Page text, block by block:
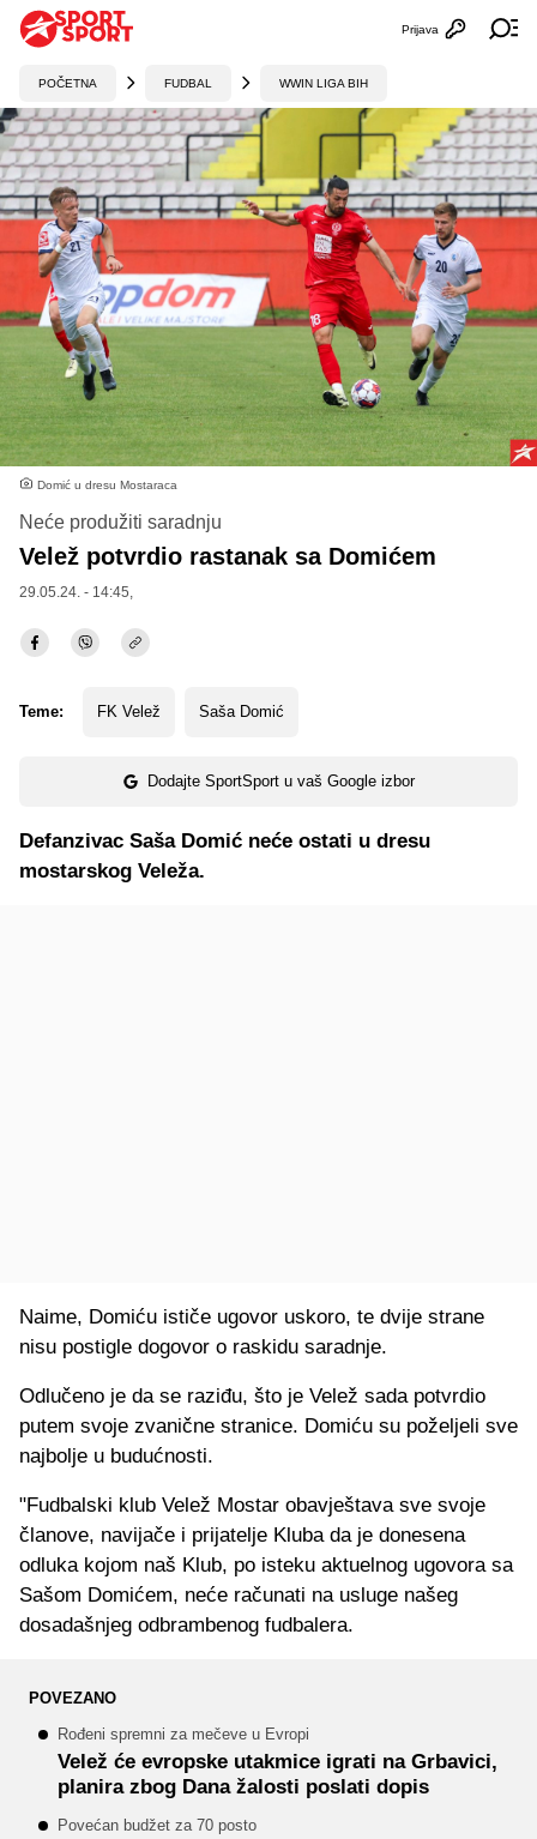
Otvori
Prijava
POČETNA FUDBAL WWIN LIGA BIH
Domić u dresu Mostaraca
Neće produžiti saradnju
Velež potvrdio rastanak sa Domićem
29.05.24. - 14:45,
Teme: FK Velež Saša Domić
Dodajte SportSport u vaš Google izbor
Defanzivac Saša Domić neće ostati u dresu
mostarskog Veleža.
Naime, Domiću ističe ugovor uskoro, te dvije strane
nisu postigle dogovor o raskidu saradnje.
Odlučeno je da se raziđu, što je Velež sada potvrdio
putem svoje zvanične stranice. Domiću su poželjeli sve
najbolje u budućnosti.
"Fudbalski klub Velež Mostar obavještava sve svoje
članove, navijače i prijatelje Kluba da je donesena
odluka kojom naš Klub, po isteku aktuelnog ugovora sa
Sašom Domićem, neće računati na usluge našeg
dosadašnjeg odbrambenog fudbalera.
POVEZANO
Rođeni spremni za mečeve u Evropi
Velež će evropske utakmice igrati na Grbavici,
planira zbog Dana žalosti poslati dopis
Povećan budžet za 70 posto